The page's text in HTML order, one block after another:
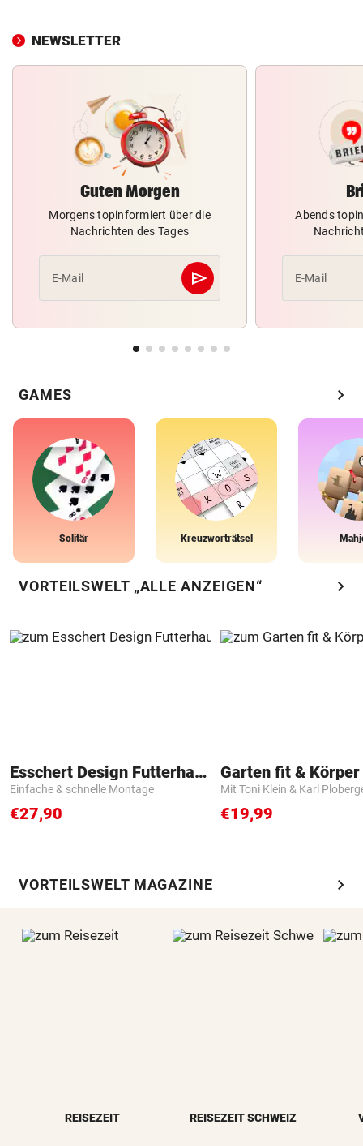
NEWSLETTER
Guten Morgen
Morgens topinformiert über die
Nachrichten des Tages
E-Mail send
Abschicken
Abends
E-Mail
GAMES chevron_right
Solitär Kreuzworträtsel
VORTEILSWELT „ALLE ANZEIGEN“ chevron_right
Esschert Design Futterhaus
Einfache & schnelle Montage
€27,90
Garten fit &
Mit Toni Klein & Karl
€19,99
VORTEILSWELT MAGAZINE chevron_right
REISEZEIT REISEZEIT SCHWEIZ